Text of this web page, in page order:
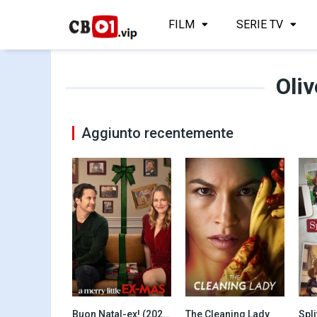
FILM SERIE TV
Aggiunto recentemente
Buon Natal-ex! (2025) The Cleaning Lady